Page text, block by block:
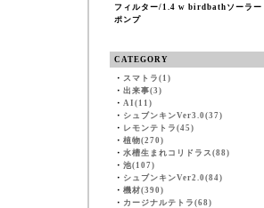
フィルター/1.4 w birdbathソーラー
ポンプ
CATEGORY
・ スマトラ(1)
・ 出来事(3)
・ AI(11)
・ シュブンキンVer3.0(37)
・ レモンテトラ(45)
・ 植物(270)
・ 水槽生まれコリドラス(88)
・ 池(107)
・ シュブンキンVer2.0(84)
・ 機材(390)
・ カージナルテトラ(68)